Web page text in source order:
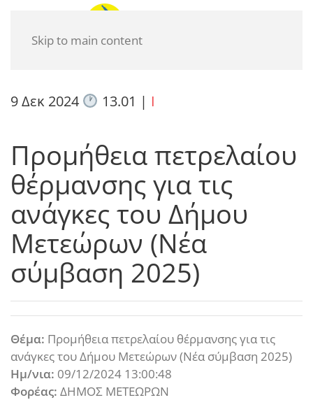
Skip to main content
9 Δεκ 2024 13.01 | I
Προμήθεια πετρελαίου
θέρμανσης για τις
ανάγκες του Δήμου
Μετεώρων (Νέα
σύμβαση 2025)
Θέμα: Προμήθεια πετρελαίου θέρμανσης για τις
ανάγκες του Δήμου Μετεώρων (Νέα σύμβαση 2025)
Ημ/νια: 09/12/2024 13:00:48
Φορέας: ΔΗΜΟΣ ΜΕΤΕΩΡΩΝ